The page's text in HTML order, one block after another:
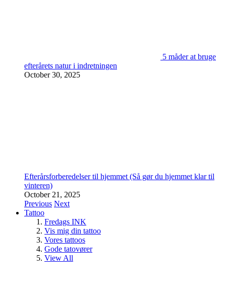
5 måder at bruge
efterårets natur i indretningen
October 30, 2025
Efterårsforberedelser til hjemmet (Så gør du hjemmet klar til
vinteren)
October 21, 2025
Previous Next
Tattoo
Fredags INK
Vis mig din tattoo
Vores tattoos
Gode tatovører
View All